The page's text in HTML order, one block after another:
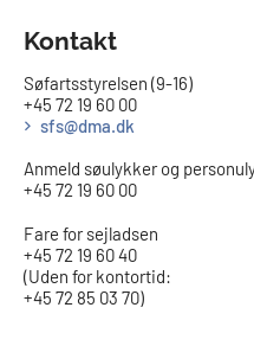
Kontakt
Søfartsstyrelsen (9-16)
+45 72 19 60 00
sfs@dma.dk
Anmeld søulykker og
+45 72 19 60 00
Fare for sejladsen
+45 72 19 60 40
(Uden for kontortid:
+45 72 85 03 70)